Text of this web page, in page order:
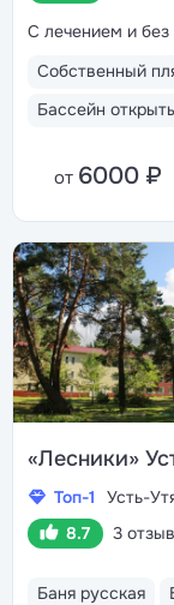
Собственный
Бассейн
С лечением и без
от 6000 ₽
«Лесники»
Топ-1
Усть-
8.7
3
Баня русская